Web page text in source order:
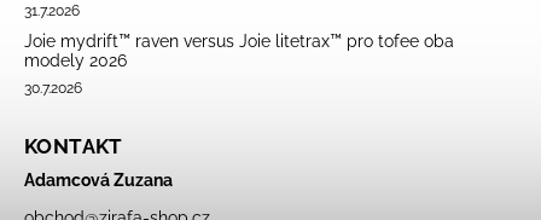
31.7.2026
Joie mydrift™ raven versus Joie litetrax™ pro tofee oba
modely 2026
30.7.2026
KONTAKT
Adamcová Zuzana